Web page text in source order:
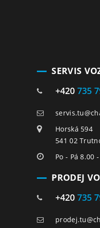
SERVIS
+420 735
Horská 594
541 02
Po - Pá 8.00
PRODEJ
+420 735